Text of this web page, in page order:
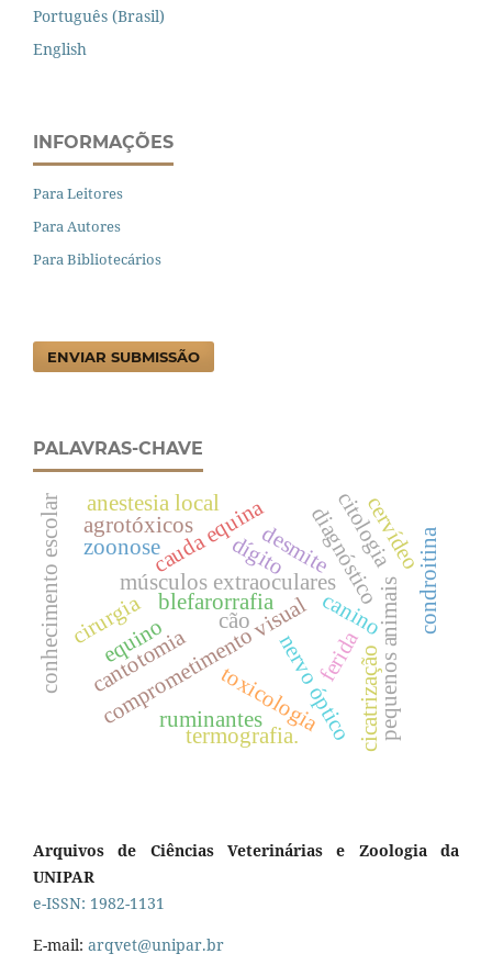
Português (Brasil)
English
INFORMAÇÕES
Para Leitores
Para Autores
Para Bibliotecários
ENVIAR SUBMISSÃO
PALAVRAS-CHAVE
blefarorrafia
cantotomia
comprometimento visual
músculos extraoculares
nervo óptico
ferida
dígito
equino
diagnóstico
cauda equina
canino
agrotóxicos
pequenos animais
toxicologia
cervídeo
cicatrização
condroitina
termografia.
anestesia local
ruminantes
desmite
cirurgia
citologia
cão
conhecimento escolar zoonose
Arquivos de Ciências Veterinárias e Zoologia da
UNIPAR
e-ISSN: 1982-1131
E-mail: arqvet@unipar.br